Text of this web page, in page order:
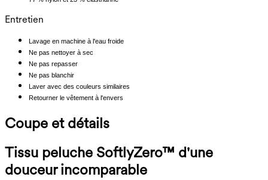
Entretien
Lavage en machine à l'eau froide
Ne pas nettoyer à sec
Ne pas repasser
Ne pas blanchir
Laver avec des couleurs similaires
Retourner le vêtement à l'envers
Coupe et détails
Tissu peluche SoftlyZero™ d'une
douceur incomparable